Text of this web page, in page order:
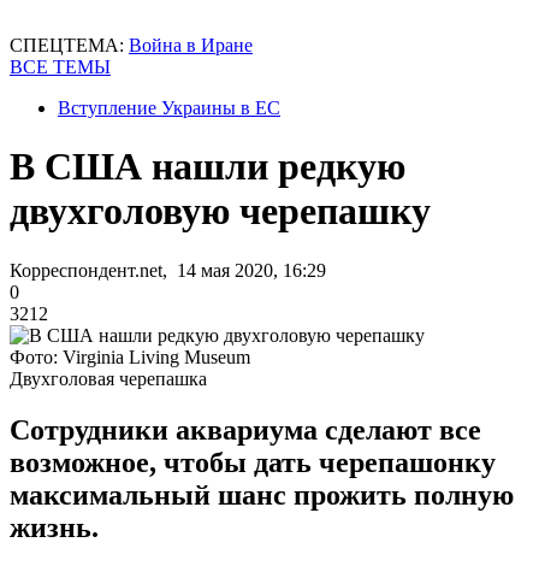
СПЕЦТЕМА: Война в Иране
ВСЕ ТЕМЫ
Вступление Украины в ЕС
В США нашли редкую
двухголовую черепашку
Корреспондент.net, 14 мая 2020, 16:29
0
3212
Фото: Virginia Living Museum
Двухголовая черепашка
Сотрудники аквариума сделают все
возможное, чтобы дать черепашонку
максимальный шанс прожить полную
жизнь.